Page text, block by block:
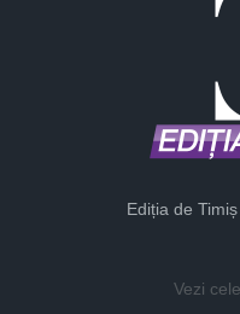
Ediția de
Vezi